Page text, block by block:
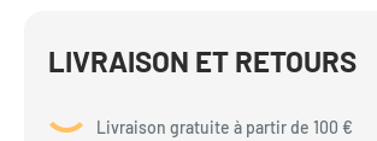
LIVRAISON ET RETOURS
Livraison gratuite à partir de 100 €